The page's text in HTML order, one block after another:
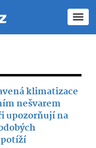
klimatizace
nešvarem
upozorňují na